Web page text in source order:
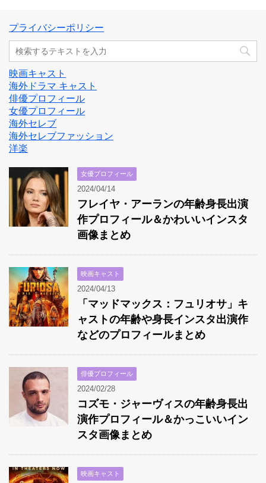
プライバシーポリシー
映画キャスト
海外ドラマ キャスト
俳優プロフィール
女優プロフィール
海外セレブ
海外セレブファッション
洋楽
女優プロフィール
2024/04/14
フレイヤ・アーランの年齢身長出演
作プロフィール＆かわいいインスタ
画像まとめ
映画キャスト
2024/04/13
「マッドマックス：フュリオサ」キ
ャストの年齢や身長インスタ出演作
などのプロフィールまとめ
俳優プロフィール
2024/02/28
コズモ・ジャーヴィスの年齢身長出
演作プロフィール＆かっこいいイン
スタ画像まとめ
映画キャスト